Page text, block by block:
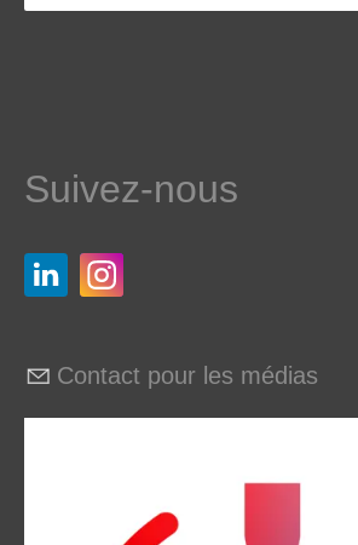
Suivez-nous
Contact pour les médias